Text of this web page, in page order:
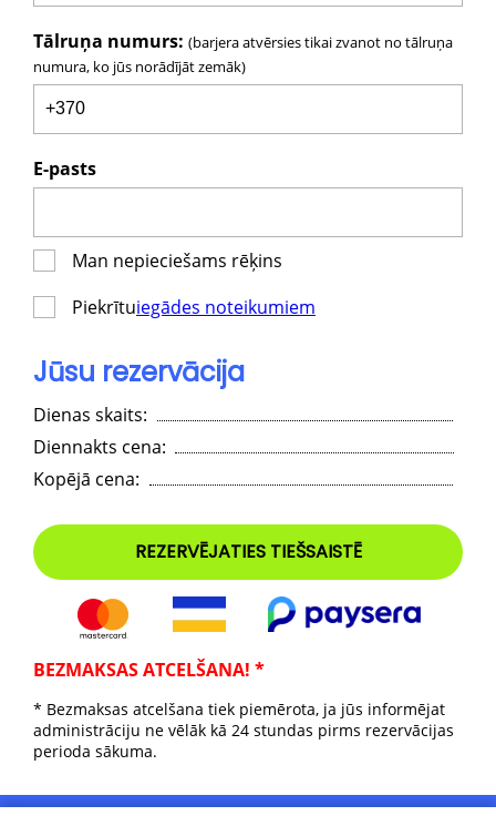
Tālruņa numurs: (barjera atvērsies tikai zvanot no tālruņa
numura, ko jūs norādījāt zemāk)
E-pasts
Man nepieciešams rēķins
Piekrītuiegādes noteikumiem
Jūsu rezervācija
Dienas skaits:
Diennakts cena:
Kopējā cena:
BEZMAKSAS ATCELŠANA! *
* Bezmaksas atcelšana tiek piemērota, ja jūs informējat
administrāciju ne vēlāk kā 24 stundas pirms rezervācijas
perioda sākuma.